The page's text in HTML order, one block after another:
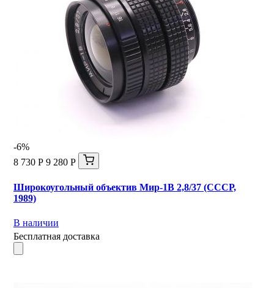
-6%
8 730 Р 9 280 Р
Широкоугольный объектив Мир-1В 2,8/37 (СССР,
1989)
В наличии
Бесплатная доставка